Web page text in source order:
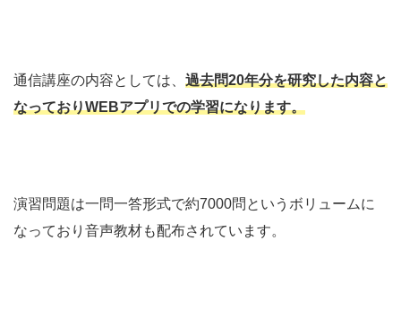
通信講座の内容としては、 過去問20年分を研究した内容と
なっておりWEBアプリでの学習になります。
演習問題は一問一答形式で約7000問というボリュームに
なっており音声教材も配布されています。